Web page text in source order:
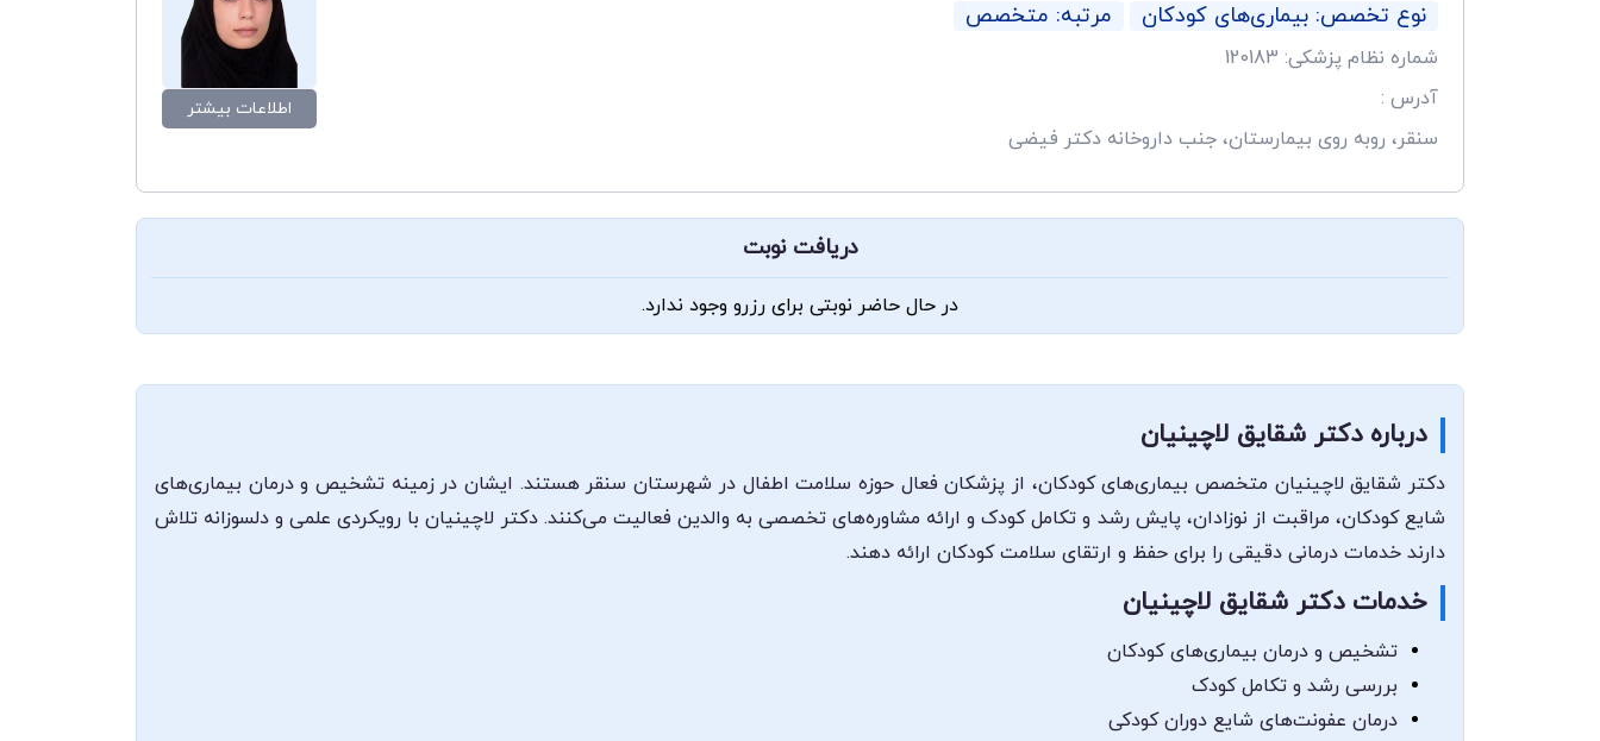
نوع تخصص: بیماری‌های کودکان مرتبه: متخصص
شماره نظام پزشکی: 120183
آدرس :
سنقر، روبه روی بیمارستان، جنب داروخانه دکتر فیضی
اطلاعات بیشتر
دریافت نوبت
در حال حاضر نوبتی برای رزرو وجود ندارد.
درباره دکتر شقایق لاچینیان
دکتر شقایق لاچینیان متخصص بیماری‌های کودکان، از پزشکان فعال حوزه سلامت اطفال در شهرستان سنقر هستند. ایشان در زمینه تشخیص و درمان بیماری‌های
شایع کودکان، مراقبت از نوزادان، پایش رشد و تکامل کودک و ارائه مشاوره‌های تخصصی به والدین فعالیت می‌کنند. دکتر لاچینیان با رویکردی علمی و دلسوزانه تلاش
دارند خدمات درمانی دقیقی را برای حفظ و ارتقای سلامت کودکان ارائه دهند.
خدمات دکتر شقایق لاچینیان
تشخیص و درمان بیماری‌های کودکان
بررسی رشد و تکامل کودک
درمان عفونت‌های شایع دوران کودکی